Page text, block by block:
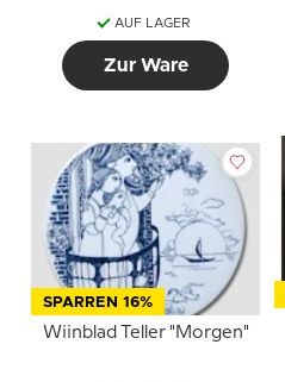
AUF LAGER
Zur Ware
SPARREN 16%
Wiinblad Teller "Morgen"